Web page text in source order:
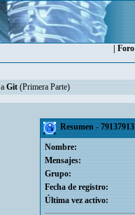
Foro
Git (Primera Parte)
Resumen - 79137913
Nombre:
Mensajes:
Grupo:
Fecha de registro:
Última vez activo: